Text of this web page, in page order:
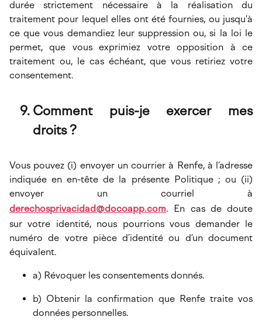
durée strictement nécessaire à la réalisation du
traitement pour lequel elles ont été fournies, ou jusqu'à
ce que vous demandiez leur suppression ou, si la loi le
permet, que vous exprimiez votre opposition à ce
traitement ou, le cas échéant, que vous retiriez votre
consentement.
Comment puis-je exercer mes
droits ?
Vous pouvez (i) envoyer un courrier à Renfe, à l’adresse
indiquée en en-tête de la présente Politique ; ou (ii)
envoyer un courriel à
derechosprivacidad@docoapp.com. En cas de doute
sur votre identité, nous pourrions vous demander le
numéro de votre pièce d’identité ou d’un document
équivalent.
a) Révoquer les consentements donnés.
b) Obtenir la confirmation que Renfe traite vos
données personnelles.